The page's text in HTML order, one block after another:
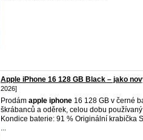
Apple iPhone 16 128 GB Black – jako
2026]
Prodám apple iphone 16 128 GB v černé
škrábanců a oděrek, celou dobu
Kondice baterie: 91 % Originální krabička
...